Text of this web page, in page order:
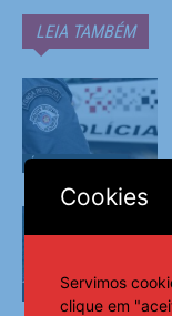
LEIA TAMBÉM
Últimas Notícias
Últimas Notícias
Cookies
Servimos
clique em